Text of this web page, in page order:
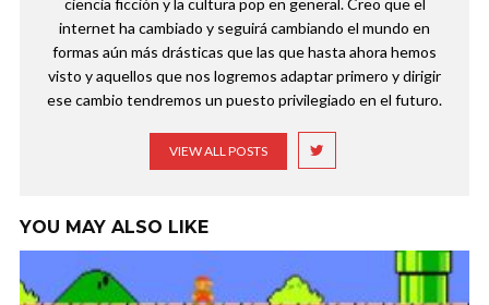
internet ha cambiado y seguirá cambiando el mundo en
formas aún más drásticas que las que hasta ahora hemos
visto y aquellos que nos logremos adaptar primero y dirigir
ese cambio tendremos un puesto privilegiado en el futuro.
VIEW ALL POSTS
YOU MAY ALSO LIKE